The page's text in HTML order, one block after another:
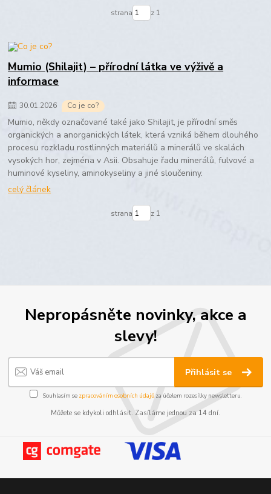
strana z 1
Mumio (Shilajit) – přírodní látka ve výživě a
informace
30.01.2026 Co je co?
Mumio, někdy označované také jako Shilajit, je přírodní směs
organických a anorganických látek, která vzniká během dlouhého
procesu rozkladu rostlinných materiálů a minerálů ve skalách
vysokých hor, zejména v Asii. Obsahuje řadu minerálů, fulvové a
huminové kyseliny, aminokyseliny a jiné sloučeniny.
celý článek
strana z 1
Nepropásněte novinky, akce a
slevy!
Přihlásit se
Souhlasím se zpracováním osobních údajůza účelem rozesílky newsletteru.
Můžete se kdykoli odhlásit. Zasíláme jednou za 14 dní.